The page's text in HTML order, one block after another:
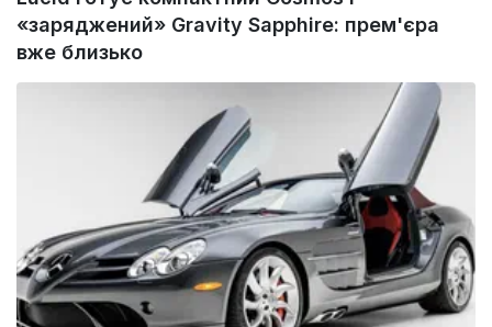
«заряджений» Gravity Sapphire: прем'єра
вже близько